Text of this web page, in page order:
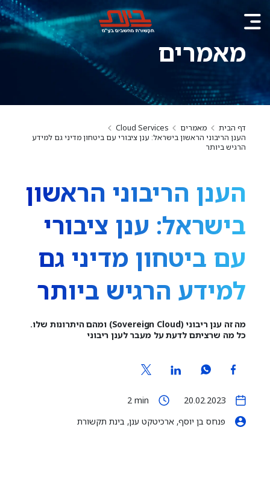
מאמרים
דף הבית מאמרים
Cloud Services
הענן הריבוני הראשון בישראל: ענן ציבורי עם ביטחון מדיני גם למידע
הרגיש ביותר
הענן הריבוני הראשון
בישראל: ענן ציבורי
עם ביטחון מדיני גם
למידע הרגיש ביותר
מה זה ענן ריבוני (Sovereign Cloud) ומהם היתרונות שלו.
כל מה שרציתם לדעת על מעבר לענן ריבוני
20.02.2023
2 min
פנחס בן יוסף, ארכיטקט ענן, בינת תקשורת